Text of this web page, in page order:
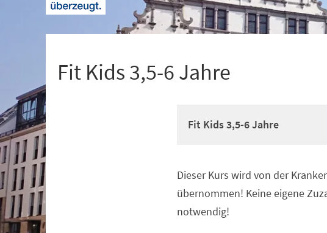
Fit Kids 3,5-6 Jahre
Fit Kids 3,5-6 Jahre
Dieser Kurs wird von der
übernommen! Keine eigene
notwendig!